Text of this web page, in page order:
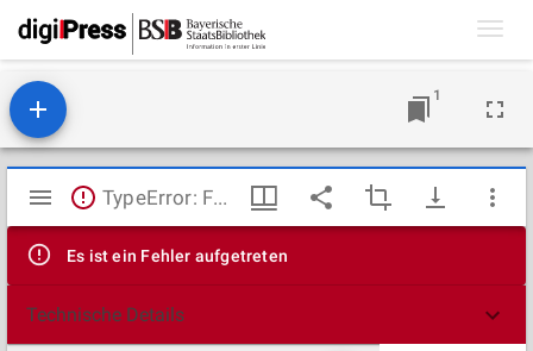
1
Mirador
Viewer
TypeError: Failed to fetch
Es ist ein Fehler aufgetreten
Technische Details